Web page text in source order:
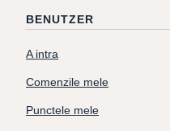
BENUTZER
A intra
Comenzile mele
Punctele mele